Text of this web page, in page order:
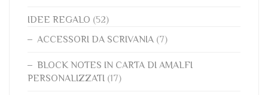
IDEE REGALO (52)
ACCESSORI DA SCRIVANIA (7)
BLOCK NOTES IN CARTA DI AMALFI
PERSONALIZZATI (17)